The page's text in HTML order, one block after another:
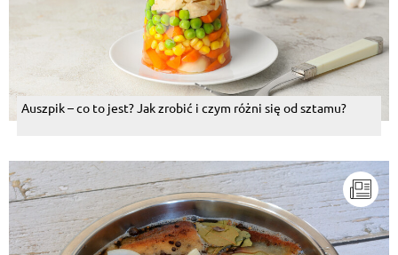
Auszpik – co to jest? Jak zrobić i czym różni się od sztamu?